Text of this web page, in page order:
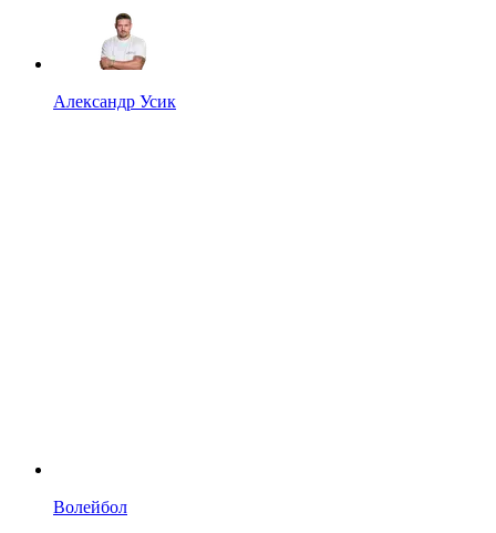
Александр Усик
Волейбол